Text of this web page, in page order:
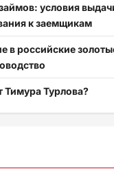
условия
к заемщикам
в российские
Тимура Турлова?